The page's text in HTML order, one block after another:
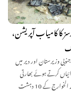
کا کامیاب آپریشن،
وزیرستان اور دیر میں
کرتے ہوئے بھارتی
سرپرستی میں متحرک فتنہ الخوارج کے 10 دہشت